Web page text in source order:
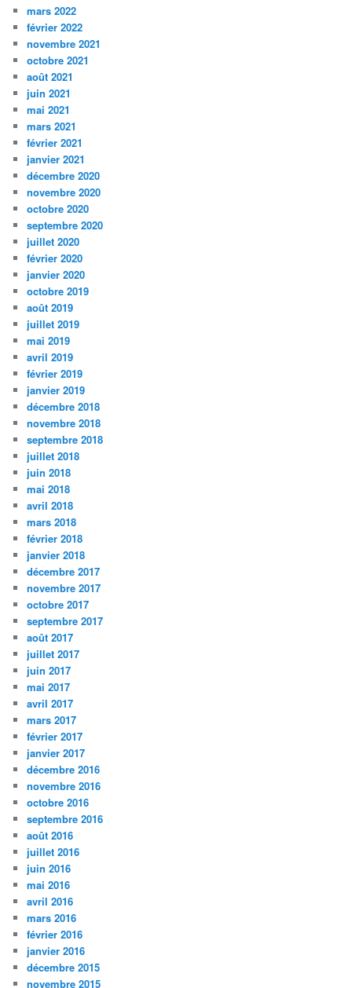
mars 2022
février 2022
novembre 2021
octobre 2021
août 2021
juin 2021
mai 2021
mars 2021
février 2021
janvier 2021
décembre 2020
novembre 2020
octobre 2020
septembre 2020
juillet 2020
février 2020
janvier 2020
octobre 2019
août 2019
juillet 2019
mai 2019
avril 2019
février 2019
janvier 2019
décembre 2018
novembre 2018
septembre 2018
juillet 2018
juin 2018
mai 2018
avril 2018
mars 2018
février 2018
janvier 2018
décembre 2017
novembre 2017
octobre 2017
septembre 2017
août 2017
juillet 2017
juin 2017
mai 2017
avril 2017
mars 2017
février 2017
janvier 2017
décembre 2016
novembre 2016
octobre 2016
septembre 2016
août 2016
juillet 2016
juin 2016
mai 2016
avril 2016
mars 2016
février 2016
janvier 2016
décembre 2015
novembre 2015